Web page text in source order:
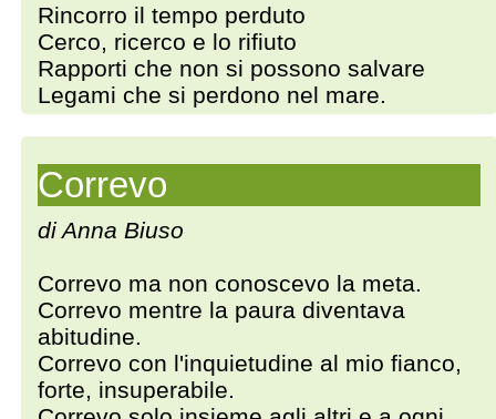
Rincorro il tempo perduto
Cerco, ricerco e lo rifiuto
Rapporti che non si possono salvare
Legami che si perdono nel mare.
Correvo
di Anna Biuso
Correvo ma non conoscevo la meta.
Correvo mentre la paura diventava
abitudine.
Correvo con l'inquietudine al mio fianco,
forte, insuperabile.